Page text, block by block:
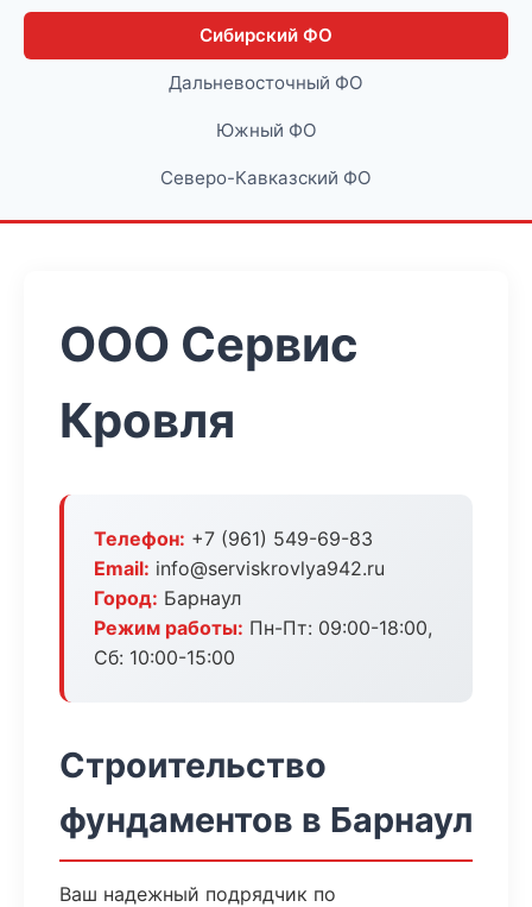
Сибирский ФО
Дальневосточный ФО
Южный ФО
Северо-Кавказский ФО
ООО Сервис
Кровля
Телефон: +7 (961) 549-69-83
Email: info@serviskrovlya942.ru
Город: Барнаул
Режим работы: Пн-Пт: 09:00-18:00,
Сб: 10:00-15:00
Строительство
фундаментов в Барнаул
Ваш надежный подрядчик по